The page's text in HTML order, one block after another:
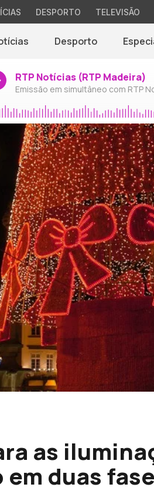
DESPORTO TELEVISÃO
Desporto
RTP Notícias (RTP Madeira)
Emissão em simultâneo com RTP
as
duas